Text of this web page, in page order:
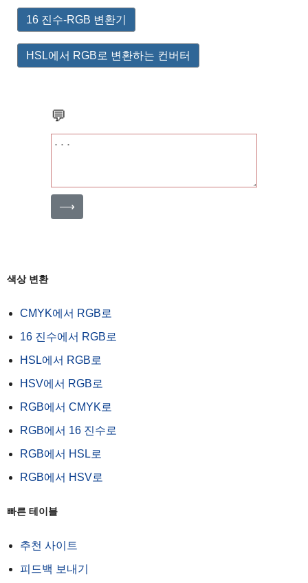
16 진수-RGB 변환기
HSL에서 RGB로 변환하는 컨버터
💬
⟶
색상 변환
CMYK에서 RGB로
16 진수에서 RGB로
HSL에서 RGB로
HSV에서 RGB로
RGB에서 CMYK로
RGB에서 16 진수로
RGB에서 HSL로
RGB에서 HSV로
빠른 테이블
추천 사이트
피드백 보내기